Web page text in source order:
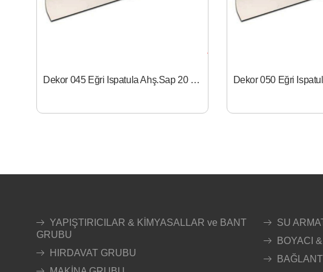
Dekor 045 Eğri Ispatula Ahş.Sap 20 cm
YAPIŞTIRICILAR & KİMYASALLAR ve BANT
GRUBU
HIRDAVAT GRUBU
SU
BOYACI